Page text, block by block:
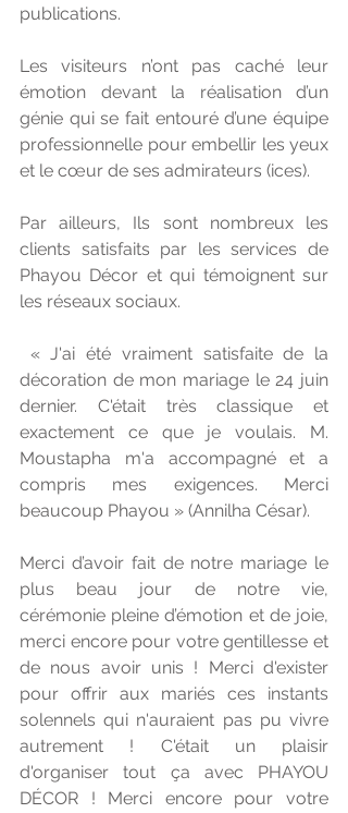
publications.
Les visiteurs n’ont pas caché leur
émotion devant la réalisation d’un
génie qui se fait entouré d’une équipe
professionnelle pour embellir les yeux
et le cœur de ses admirateurs (ices).
Par ailleurs, Ils sont nombreux les
clients satisfaits par les services de
Phayou Décor et qui témoignent sur
les réseaux sociaux.
décoration de mon mariage le 24 juin
dernier. C'était très classique et
exactement ce que je voulais. M.
Moustapha m'a accompagné et a
compris mes exigences. Merci
beaucoup Phayou » (Annilha César).
Merci d’avoir fait de notre mariage le
plus beau jour de notre vie,
cérémonie pleine d’émotion et de joie,
merci encore pour votre gentillesse et
de nous avoir unis ! Merci d'exister
pour offrir aux mariés ces instants
solennels qui n'auraient pas pu vivre
autrement ! C'était un plaisir
d'organiser tout ça avec PHAYOU
DÉCOR ! Merci encore pour votre